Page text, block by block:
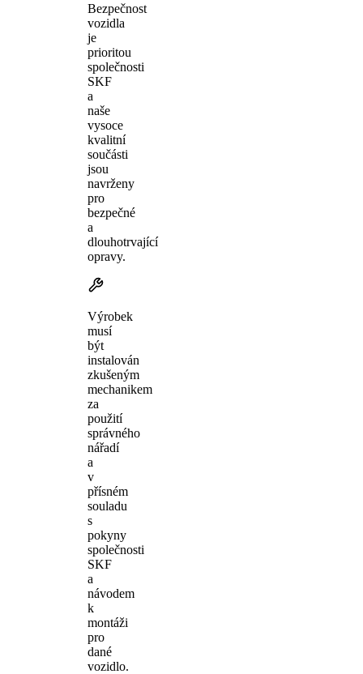
Bezpečnost
vozidla
je
prioritou
společnosti
SKF
a
naše
vysoce
kvalitní
součásti
jsou
navrženy
pro
bezpečné
a
dlouhotrvající
opravy.
Výrobek
musí
být
instalován
zkušeným
mechanikem
za
použití
správného
nářadí
a
v
přísném
souladu
s
pokyny
společnosti
SKF
a
návodem
k
montáži
pro
dané
vozidlo.